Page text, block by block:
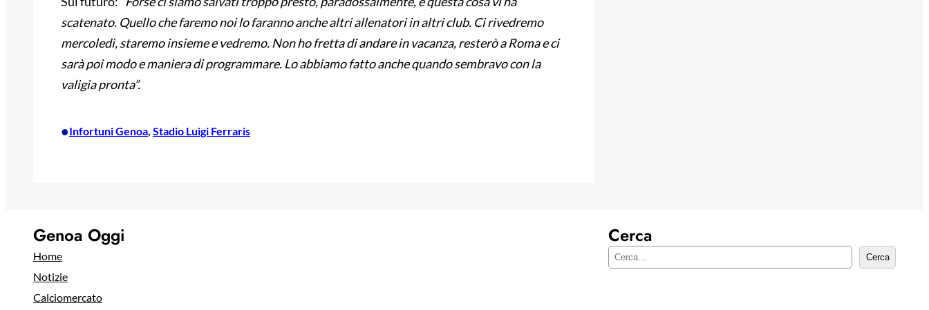
scatenato. Quello che faremo noi lo faranno anche altri allenatori in altri club. Ci rivedremo
mercoledì, staremo insieme e vedremo. Non ho fretta di andare in vacanza, resterò a Roma e ci
sarà poi modo e maniera di programmare. Lo abbiamo fatto anche quando sembravo con la
valigia pronta”.
•Infortuni Genoa, Stadio Luigi Ferraris
Genoa Oggi
Home
Notizie
Calciomercato
Cerca
C
Cerca